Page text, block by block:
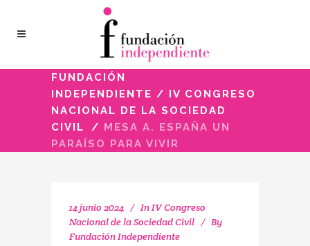
FUNDACIÓN
INDEPENDIENTE / IV CONGRESO
NACIONAL DE LA SOCIEDAD
CIVIL
/ MESA A. ESPAÑA UN
PARAÍSO PARA VIVIR
14 junio 2024 InIV Congreso
Nacional de la Sociedad Civil
By
Fundación Independiente